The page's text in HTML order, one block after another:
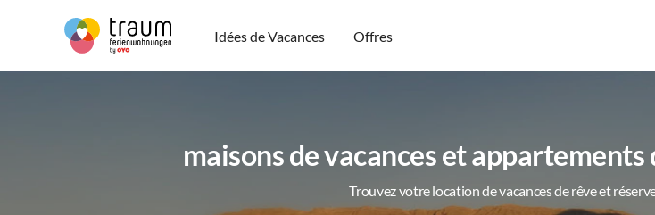
Idées de Vacances Offres
maisons de vacances et appartements
Trouvez votre location de vacances de rêve et